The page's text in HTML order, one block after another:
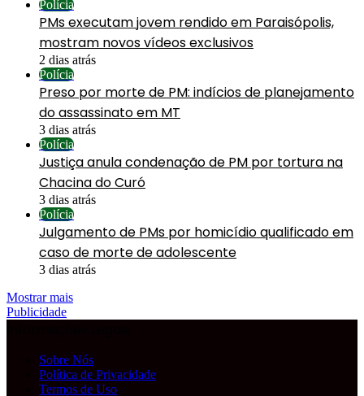
Polícia
PMs executam jovem rendido em Paraisópolis,
mostram novos vídeos exclusivos
2 dias atrás
Polícia
Preso por morte de PM: indícios de planejamento
do assassinato em MT
3 dias atrás
Polícia
Justiça anula condenação de PM por tortura na
Chacina do Curó
3 dias atrás
Polícia
Julgamento de PMs por homicídio qualificado em
caso de morte de adolescente
3 dias atrás
Mostrar mais
Publicidade
Sobre Nós
Política de Privacidade
Termos de Uso